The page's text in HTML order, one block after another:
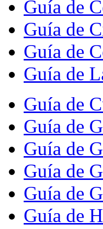
Guía de
Guía de
Guía de
Guía de
Guía de
Guía de
Guía de
Guía de
Guía de
Guía de